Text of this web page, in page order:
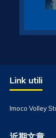
Link utili
Imoco Volley